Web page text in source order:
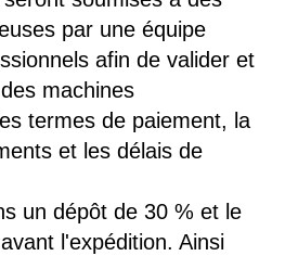
par une équipe
afin de valider et
machines
termes de paiement, la
et les délais de
un dépôt de 30 % et le
l'expédition. Ainsi